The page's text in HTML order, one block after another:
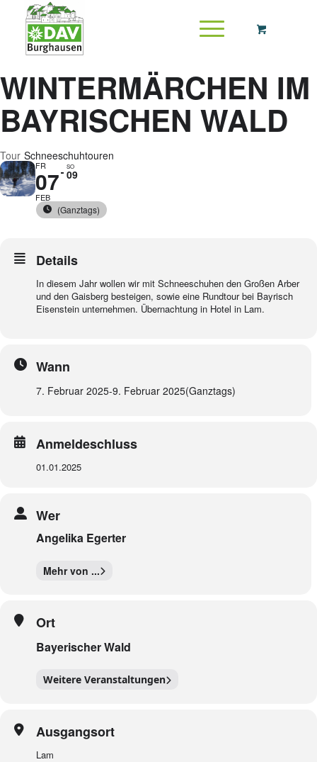
WINTERMÄRCHEN IM
BAYRISCHEN WALD
Tour Schneeschuhtouren
FR
07
FEB
SO
09
(Ganztags)
Details
In diesem Jahr wollen wir mit Schneeschuhen den Großen Arber
und den Gaisberg besteigen, sowie eine Rundtour bei Bayrisch
Eisenstein unternehmen. Übernachtung in Hotel in Lam.
Wann
7. Februar 2025-9. Februar 2025(Ganztags)
Anmeldeschluss
01.01.2025
Wer
Angelika Egerter
Mehr von ...
Ort
Bayerischer Wald
Weitere Veranstaltungen
Ausgangsort
Lam